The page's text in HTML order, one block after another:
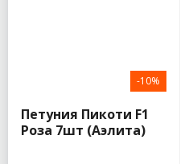
-10%
Петуния Пикоти F1
Роза 7шт (Аэлита)